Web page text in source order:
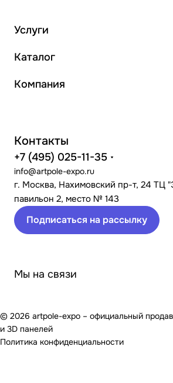
Услуги
Каталог
Компания
Контакты
+7 (495) 025-11-35
info@artpole-expo.ru
г. Москва, Нахимовский пр-т, 24 ТЦ
павильон 2, место № 143
Подписаться на рассылку
Мы на связи
© 2026 artpole-expo – официальный
и 3D панелей
Политика конфиденциальности